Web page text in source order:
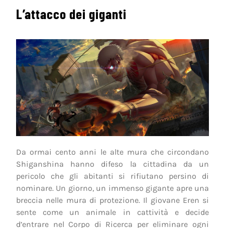
L’attacco dei giganti
Da ormai cento anni le alte mura che circondano
Shiganshina hanno difeso la cittadina da un
pericolo che gli abitanti si rifiutano persino di
nominare. Un giorno, un immenso gigante apre una
breccia nelle mura di protezione. Il giovane Eren si
sente come un animale in cattività e decide
d’entrare nel Corpo di Ricerca per eliminare ogni